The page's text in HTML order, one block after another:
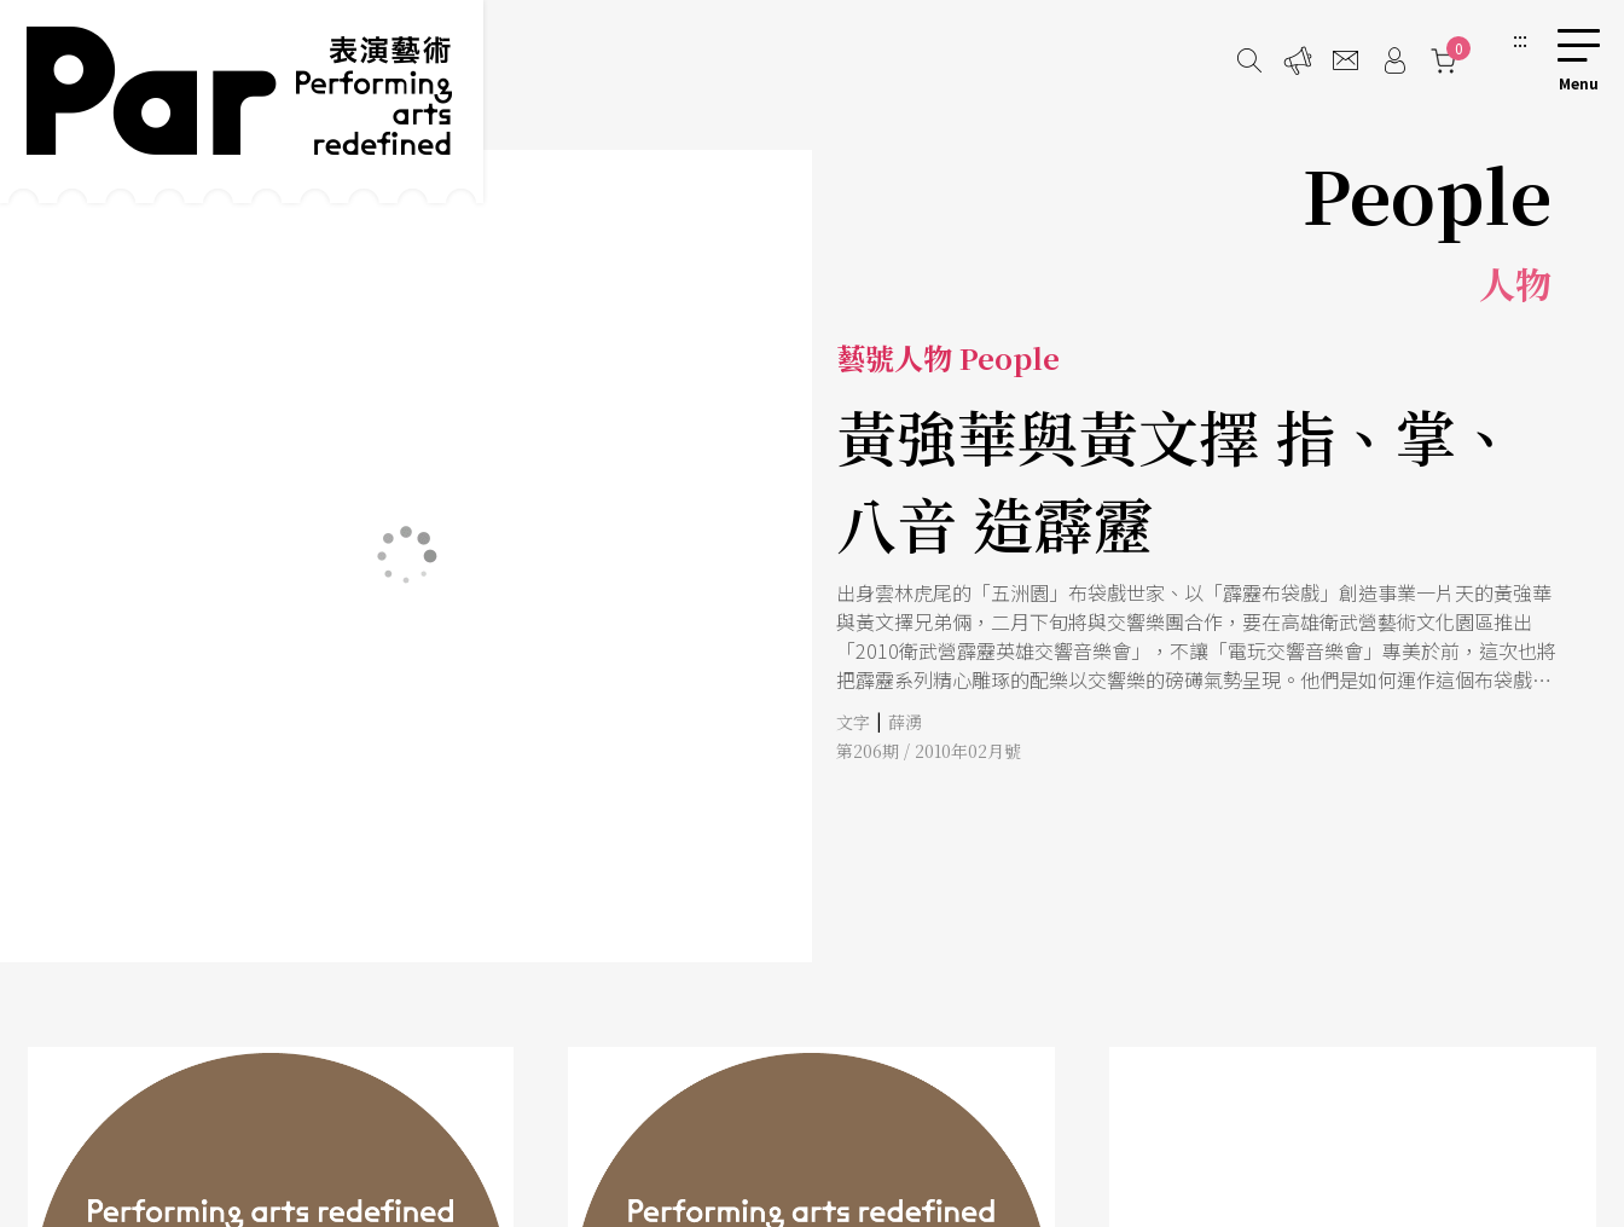
跳到主要內容區塊
網站導覽
0 :::
People
人物
藝號人物 People
黃強華與黃文擇 指、掌、
八音 造霹靂
出身雲林虎尾的「五洲園」布袋戲世家、以「霹靂布袋戲」創造事業一片天的黃強華
與黃文擇兄弟倆，二月下旬將與交響樂團合作，要在高雄衛武營藝術文化園區推出
「2010衛武營霹靂英雄交響音樂會」，不讓「電玩交響音樂會」專美於前，這次也將
把霹靂系列精心雕琢的配樂以交響樂的磅礡氣勢呈現。他們是如何運作這個布袋戲迷
心目中的「霹靂王國」呢？又如何讓布袋戲在還沒有「文創產業」概念的年代，就達
到產業的規模呢？且讓我們藉此機會，一探「霹靂」的基地，聽聽黃強華與黃文擇怎
麼說。
文字 | 薛湧
第206期 / 2010年02月號